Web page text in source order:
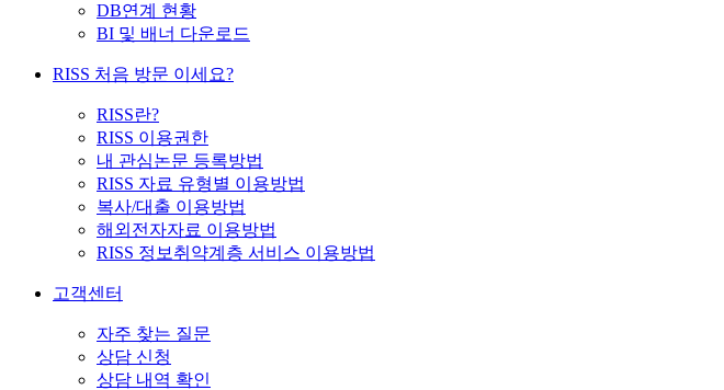
DB연계 현황
BI 및 배너 다운로드
RISS 처음 방문 이세요?
RISS란?
RISS 이용권한
내 관심논문 등록방법
RISS 자료 유형별 이용방법
복사/대출 이용방법
해외전자자료 이용방법
RISS 정보취약계층 서비스 이용방법
고객센터
자주 찾는 질문
상담 신청
상담 내역 확인